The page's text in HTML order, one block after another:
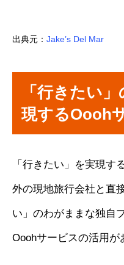
出典元： Jake’s Del Mar
「行きたい
現するOooh
「行きたい」を実現す
外の現地旅行会社と直
い」のわがままな独自
Ooohサービスの活用が